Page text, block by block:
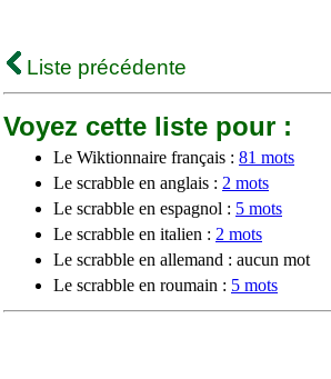
Liste précédente
Voyez cette liste pour :
Le Wiktionnaire français : 81 mots
Le scrabble en anglais : 2 mots
Le scrabble en espagnol : 5 mots
Le scrabble en italien : 2 mots
Le scrabble en allemand : aucun mot
Le scrabble en roumain : 5 mots